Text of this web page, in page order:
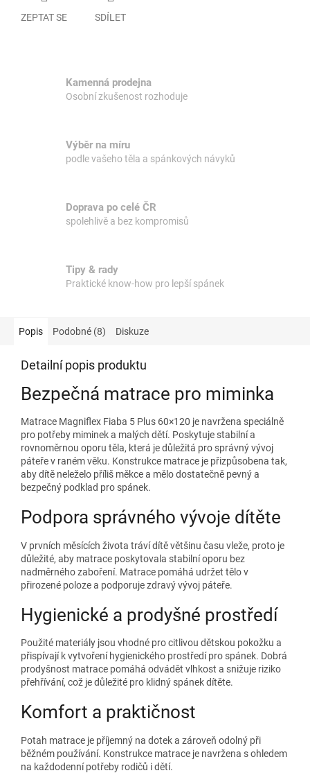
ZEPTAT SE SDÍLET
Kamenná prodejna
Osobní zkušenost rozhoduje
Výběr na míru
podle vašeho těla a spánkových návyků
Doprava po celé ČR
spolehlivě a bez kompromisů
Tipy & rady
Praktické know-how pro lepší spánek
Popis Podobné (8) Diskuze
Detailní popis produktu
Bezpečná matrace pro miminka
Matrace Magniflex Fiaba 5 Plus 60×120 je navržena speciálně
pro potřeby miminek a malých dětí. Poskytuje stabilní a
rovnoměrnou oporu těla, která je důležitá pro správný vývoj
páteře v raném věku. Konstrukce matrace je přizpůsobena tak,
aby dítě neleželo příliš měkce a mělo dostatečně pevný a
bezpečný podklad pro spánek.
Podpora správného vývoje dítěte
V prvních měsících života tráví dítě většinu času vleže, proto je
důležité, aby matrace poskytovala stabilní oporu bez
nadměrného zaboření. Matrace pomáhá udržet tělo v
přirozené poloze a podporuje zdravý vývoj páteře.
Hygienické a prodyšné prostředí
Použité materiály jsou vhodné pro citlivou dětskou pokožku a
přispívají k vytvoření hygienického prostředí pro spánek. Dobrá
prodyšnost matrace pomáhá odvádět vlhkost a snižuje riziko
přehřívání, což je důležité pro klidný spánek dítěte.
Komfort a praktičnost
Potah matrace je příjemný na dotek a zároveň odolný při
běžném používání. Konstrukce matrace je navržena s ohledem
na každodenní potřeby rodičů i dětí.